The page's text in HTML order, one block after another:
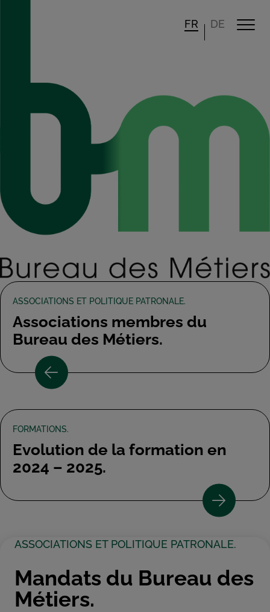
FR DE
ASSOCIATIONS ET POLITIQUE PATRONALE.
Associations membres du
Bureau des Métiers.
FORMATIONS.
Evolution de la formation en
2024 – 2025.
ASSOCIATIONS ET POLITIQUE PATRONALE.
Mandats du Bureau des
Métiers.